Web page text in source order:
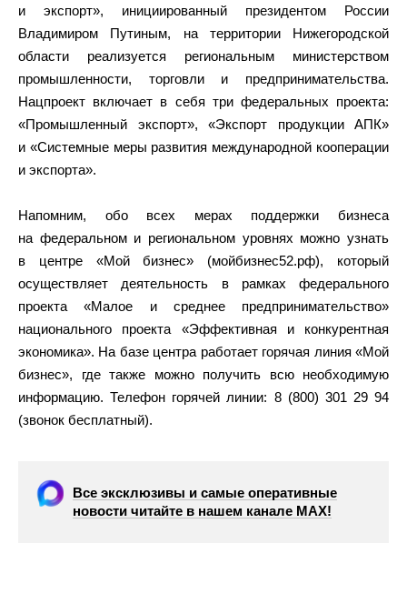
и экспорт», инициированный президентом России
Владимиром Путиным, на территории Нижегородской
области реализуется региональным министерством
промышленности, торговли и предпринимательства.
Нацпроект включает в себя три федеральных проекта:
«Промышленный экспорт», «Экспорт продукции АПК»
и «Системные меры развития международной кооперации
и экспорта».
Напомним, обо всех мерах поддержки бизнеса
на федеральном и региональном уровнях можно узнать
в центре «Мой бизнес» (мойбизнес52.рф), который
осуществляет деятельность в рамках федерального
проекта «Малое и среднее предпринимательство»
национального проекта «Эффективная и конкурентная
экономика». На базе центра работает горячая линия «Мой
бизнес», где также можно получить всю необходимую
информацию. Телефон горячей линии: 8 (800) 301 29 94
(звонок бесплатный).
Все эксклюзивы и самые оперативные
новости читайте в нашем канале МАХ!